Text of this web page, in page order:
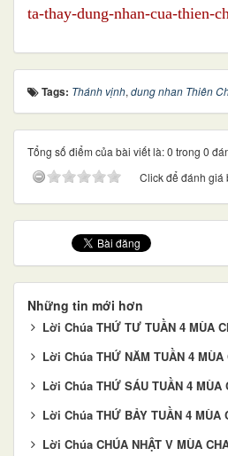
ta-thay-dung-nhan-cua-thien-
Tags: Thánh vịnh, dung nhan Thiên
Tổng số điểm của bài viết là: 0 trong 0
Click để đánh giá
Những tin mới hơn
Lời Chúa THỨ TƯ TUẦN 4 MÙA
Lời Chúa THỨ NĂM TUẦN 4 MÙA
Lời Chúa THỨ SÁU TUẦN 4 MÙA
Lời Chúa THỨ BẢY TUẦN 4 MÙA
Lời Chúa CHÚA NHẬT V MÙA